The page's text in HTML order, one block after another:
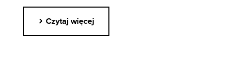
› Czytaj więcej